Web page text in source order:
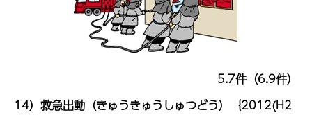
5.7件（6.9件）
14）救急出動（きゅうきゅうしゅつどう）｛2012(H2